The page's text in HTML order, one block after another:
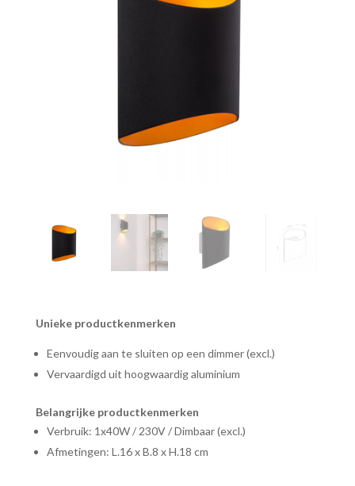
Unieke productkenmerken
Eenvoudig aan te sluiten op een dimmer (excl.)
Vervaardigd uit hoogwaardig aluminium
Belangrijke productkenmerken
Verbruik: 1x40W / 230V / Dimbaar (excl.)
Afmetingen: L.16 x B.8 x H.18 cm